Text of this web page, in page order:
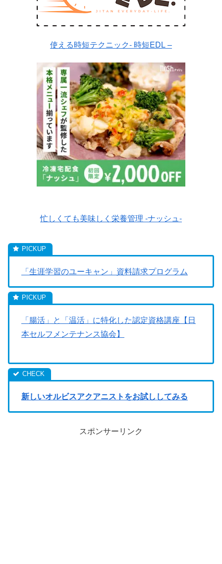
使える時短テクニック- 時短EDL –
忙しくても美味しく栄養管理 -ナッシュ-
「生涯学習のユーキャン」資料請求プログラム
「腸活」と「温活」に特化した認定資格講座【日
本セルフメンテナンス協会】
新しいオルビスアクアニストをお試ししてみる
スポンサーリンク